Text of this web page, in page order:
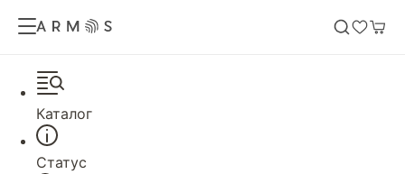
Каталог
Статус